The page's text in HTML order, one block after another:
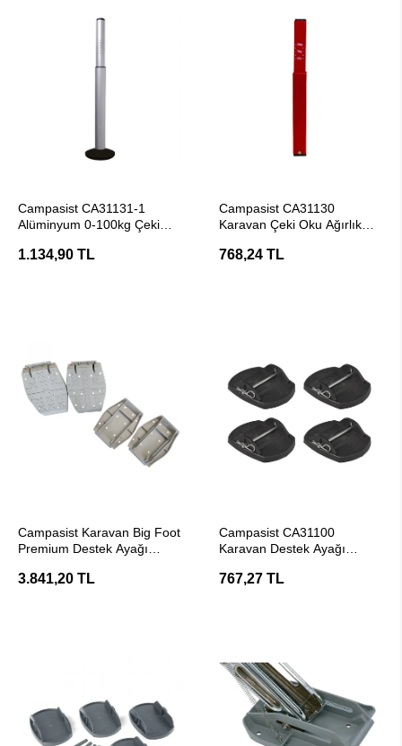
Campasist CA31131-1
Alüminyum 0-100kg Çeki
1.134,90 TL
Campasist CA31130
Karavan Çeki Oku Ağırlık
768,24 TL
Campasist Karavan Big Foot
Premium Destek Ayağı
3.841,20 TL
Campasist CA31100
Karavan Destek Ayağı
767,27 TL